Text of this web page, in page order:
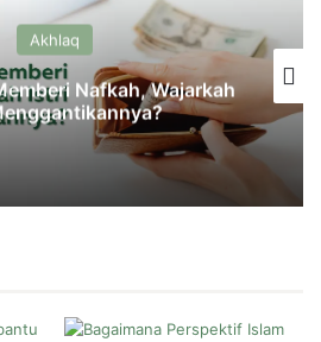
Akhlaq
Nafkah, Wajarkah